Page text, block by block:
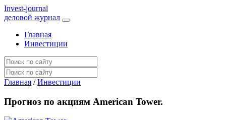
Invest-journal
деловой журнал
Главная
Инвестиции
Главная / Инвестиции
Прогноз по акциям American Tower.